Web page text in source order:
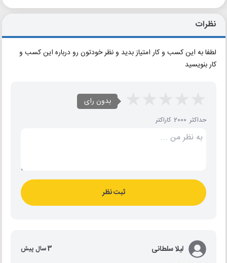
نظرات
لطفا به این کسب و کار امتیاز بدید و نظر خودتون رو درباره این کسب و
کار بنویسید
بدون رای
حداکثر 2000 کاراکتر
ثبت نظر
لیلا سلطانی 3 سال پیش